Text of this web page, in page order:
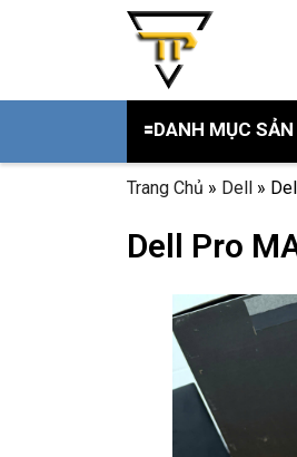
🟰DANH MỤC
Trang Chủ » Dell »
Dell Pro